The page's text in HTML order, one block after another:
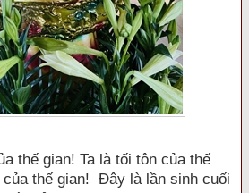
thế gian! Ta là tối tôn của thế
thế gian! Đây là lần sinh cuối